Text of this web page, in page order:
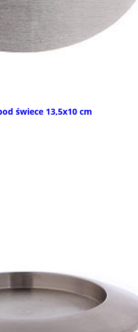
świece 13,5x10 cm